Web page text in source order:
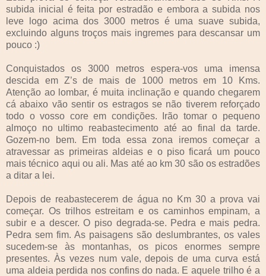
subida inicial é feita por estradão e embora a subida nos
leve logo acima dos 3000 metros é uma suave subida,
excluindo alguns troços mais ingremes para descansar um
pouco :)
Conquistados os 3000 metros espera-vos uma imensa
descida em Z’s de mais de 1000 metros em 10 Kms.
Atenção ao lombar, é muita inclinação e quando chegarem
cá abaixo vão sentir os estragos se não tiverem reforçado
todo o vosso core em condições. Irão tomar o pequeno
almoço no ultimo reabastecimento até ao final da tarde.
Gozem-no bem. Em toda essa zona iremos começar a
atravessar as primeiras aldeias e o piso ficará um pouco
mais técnico aqui ou ali. Mas até ao km 30 são os estradões
a ditar a lei.
Depois de reabastecerem de água no Km 30 a prova vai
começar. Os trilhos estreitam e os caminhos empinam, a
subir e a descer. O piso degrada-se. Pedra e mais pedra.
Pedra sem fim. As paisagens são deslumbrantes, os vales
sucedem-se às montanhas, os picos enormes sempre
presentes. Às vezes num vale, depois de uma curva está
uma aldeia perdida nos confins do nada. E aquele trilho é a